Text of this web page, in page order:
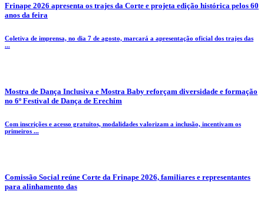
Frinape 2026 apresenta os trajes da Corte e projeta edição histórica pelos 60
anos da feira
Coletiva de imprensa, no dia 7 de agosto, marcará a apresentação oficial dos trajes das
...
Mostra de Dança Inclusiva e Mostra Baby reforçam diversidade e formação
no 6º Festival de Dança de Erechim
Com inscrições e acesso gratuitos, modalidades valorizam a inclusão, incentivam os
primeiros ...
Comissão Social reúne Corte da Frinape 2026, familiares e representantes
para alinhamento das